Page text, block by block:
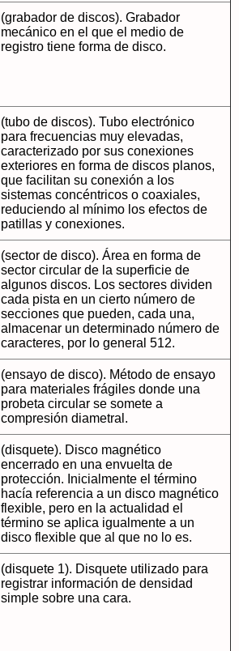
(grabador de discos). Grabador
mecánico en el que el medio de
registro tiene forma de disco.
(tubo de discos). Tubo electrónico
para frecuencias muy elevadas,
caracterizado por sus conexiones
exteriores en forma de discos planos,
que facilitan su conexión a los
sistemas concéntricos o coaxiales,
reduciendo al mínimo los efectos de
patillas y conexiones.
(sector de disco). Área en forma de
sector circular de la superficie de
algunos discos. Los sectores dividen
cada pista en un cierto número de
secciones que pueden, cada una,
almacenar un determinado número de
caracteres, por lo general 512.
(ensayo de disco). Método de ensayo
para materiales frágiles donde una
probeta circular se somete a
compresión diametral.
(disquete). Disco magnético
encerrado en una envuelta de
protección. Inicialmente el término
hacía referencia a un disco magnético
flexible, pero en la actualidad el
término se aplica igualmente a un
disco flexible que al que no lo es.
(disquete 1). Disquete utilizado para
registrar información de densidad
simple sobre una cara.